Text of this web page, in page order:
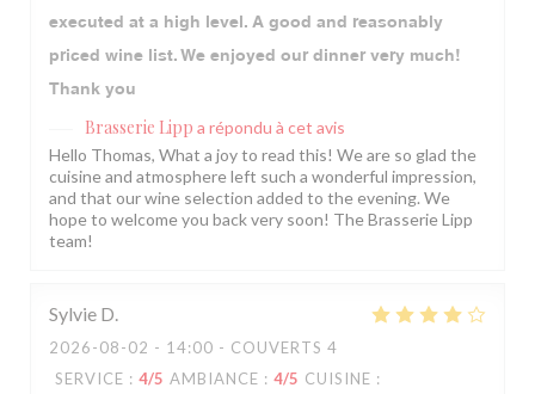
executed at a high level. A good and reasonably
priced wine list. We enjoyed our dinner very much!
Thank you
Brasserie Lipp a répondu à cet avis
Hello Thomas, What a joy to read this! We are so glad the
cuisine and atmosphere left such a wonderful impression,
and that our wine selection added to the evening. We
hope to welcome you back very soon! The Brasserie Lipp
team!
Sylvie D
2026-08-02 - 14:00 - COUVERTS 4
SERVICE : 4/5 AMBIANCE : 4/5 CUISINE :